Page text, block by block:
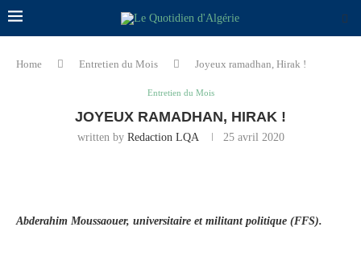
Home Entretien du Mois Joyeux ramadhan, Hirak !
Entretien du Mois
JOYEUX RAMADHAN, HIRAK !
written by Redaction LQA 25 avril 2020
Abderahim Moussaouer, universitaire et militant politique (FFS).